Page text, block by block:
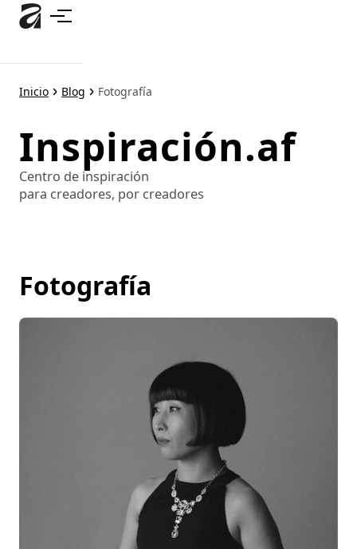
principal
Inicio Blog Fotografía
Inspiración.af
Centro de inspiración
para creadores, por creadores
Fotografía